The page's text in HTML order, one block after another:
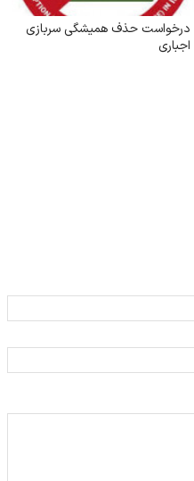
درخواست حذف همیشگی سربازی
اجباری